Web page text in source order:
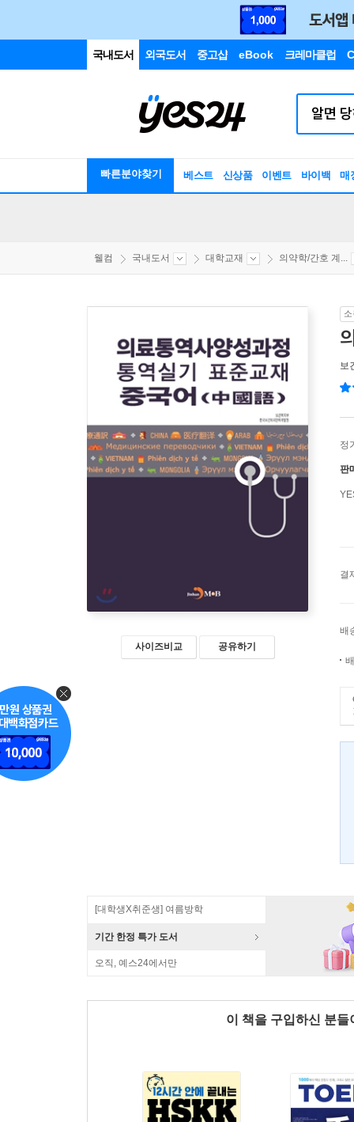
국내도서 외국도서 중고샵 eBook 크레마클럽
빠른분야찾기 베스트 신상품 이벤트 바이백 매
웰컴 국내도서 대학교재 의약학/간호 계...
사이즈비교 공유하기
보
정
판
결
배
[대학생X취준생] 여름방학
기간 한정 특가 도서
오직, 예스24에서만
이 책을 구입하신 분